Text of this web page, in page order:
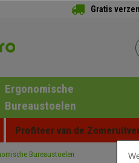
Gratis
Ergonomische
Bureaustoelen
Profiteer van de
Bureaustoelen